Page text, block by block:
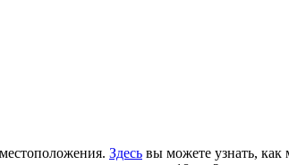
Здесь вы можете узнать,